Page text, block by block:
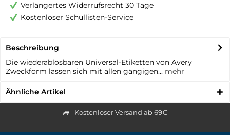
Verlängertes Widerrufsrecht 30 Tage
Kostenloser Schullisten-Service
Beschreibung
Die wiederablösbaren Universal-Etiketten von Avery
Zweckform lassen sich mit allen gängigen... mehr
Ähnliche Artikel
Kostenloser Versand ab 69€